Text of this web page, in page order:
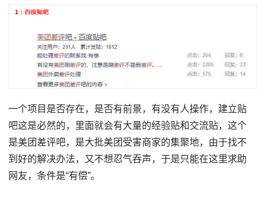
一个项目是否存在，是否有前景，有没有人操作，建立贴
吧这是必然的，里面就会有大量的经验贴和交流贴，这个
是美团差评吧，是大批美团受害商家的集聚地，由于找不
到好的解决办法，又不想忍气吞声，于是只能在这里求助
网友，条件是“有偿”。